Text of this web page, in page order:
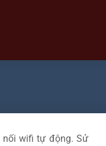
nối wifi tự động. Sử